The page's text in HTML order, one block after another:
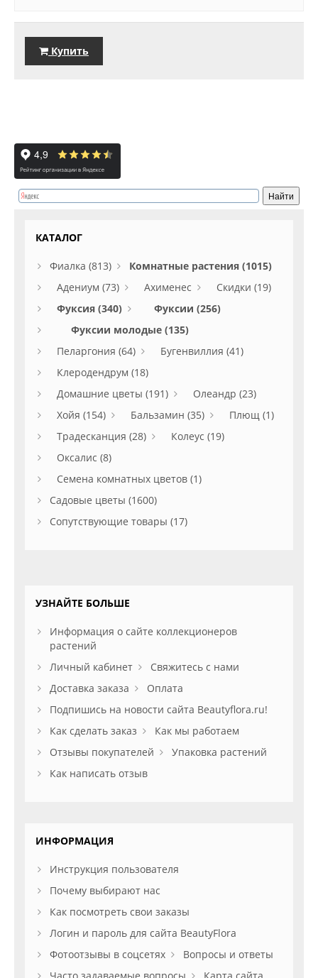
Купить
КАТАЛОГ
Фиалка (813)
Комнатные растения (1015)
Адениум (73)
Ахименес
Скидки (19)
Фуксия (340)
Фуксии (256)
Фуксии молодые (135)
Пеларгония (64)
Бугенвиллия (41)
Клеродендрум (18)
Домашние цветы (191)
Олеандр (23)
Хойя (154)
Бальзамин (35)
Плющ (1)
Традесканция (28)
Колеус (19)
Оксалис (8)
Семена комнатных цветов (1)
Садовые цветы (1600)
Сопутствующие товары (17)
УЗНАЙТЕ БОЛЬШЕ
Информация о сайте коллекционеров
растений
Личный кабинет
Свяжитесь с нами
Доставка заказа
Оплата
Подпишись на новости сайта Beautyflora.ru!
Как сделать заказ
Как мы работаем
Отзывы покупателей
Упаковка растений
Как написать отзыв
ИНФОРМАЦИЯ
Инструкция пользователя
Почему выбирают нас
Как посмотреть свои заказы
Логин и пароль для сайта BeautyFlora
Фотоотзывы в соцсетях
Вопросы и ответы